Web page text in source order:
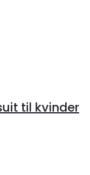
til kvinder